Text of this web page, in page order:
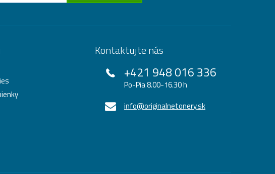
Kontaktujte nás
+421 948 016 336
Po-Pia 8.00-16.30 h
info@originalnetonery.sk